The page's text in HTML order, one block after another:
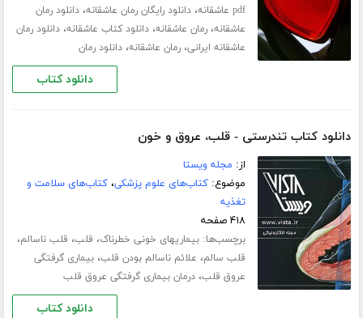
pdf عاشقانه ،دانلود رایگان رمان عاشقانه،دانلود رمان
عاشقانه،رمان عاشقانه،دانلود کتاب عاشقانه،دانلود رمان
عاشقانه ایرانی،رمان عاشقانه،دانلود رمان
دانلود کتاب
دانلود کتاب تندرستی - قلب، عروق و خون
از: مجله ویستا
موضوع:کتاب‌های علوم پزشکی،کتاب‌های سلامت و
تغذیه
۴۱۸ صفحه
برچسب‌ها:بیماریهای خونی خطرناک، قلب، قلب ناسالم،
قلب سالم، علائم ناسالم بودن قلب،بیماری گرفتگی
عروق قلب،درمان بیماری گرفتگی عروق قلب
دانلود کتاب